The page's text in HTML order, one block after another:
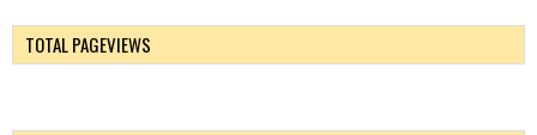
TOTAL PAGEVIEWS